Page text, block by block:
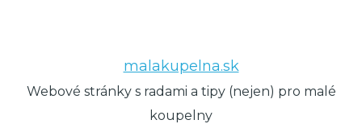
malakupelna.sk
Webové stránky s radami a tipy (nejen) pro malé
koupelny